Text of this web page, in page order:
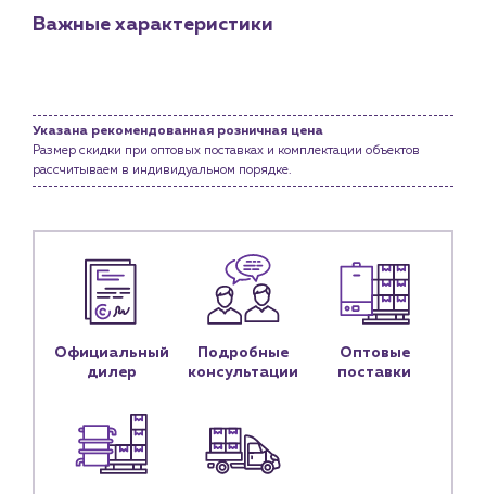
Предприятиям и юр.лицам
Услуги
Водоснабжение и теплоснабжение
Сервис и обслуживание инженерных систем
Новости
Личный кабинет
Контакты
Контактные данные
Наши партнёры
Важные характеристики
Указана рекомендованная розничная цена
Размер скидки при оптовых поставках и комплектации объектов
рассчитываем в индивидуальном порядке.
Официальный
дилер
Подробные
консультации
Оптовые
поставки